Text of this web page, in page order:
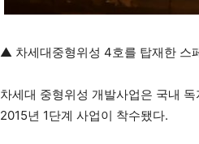
▲ 차세대중형위성 4호를 탑재한 스
차세대 중형위성 개발사업은 국내
2015년 1단계 사업이 착수됐다.